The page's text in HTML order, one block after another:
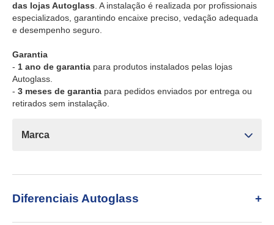
das lojas Autoglass . A instalação é realizada por profissionais
especializados, garantindo encaixe preciso, vedação adequada
e desempenho seguro.
Garantia
- 1 ano de garantia para produtos instalados pelas lojas
Autoglass.
- 3 meses de garantia para pedidos enviados por entrega ou
retirados sem instalação.
Marca
Diferenciais Autoglass